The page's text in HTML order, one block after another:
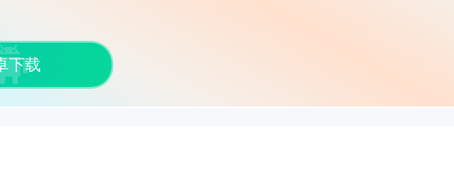
下载